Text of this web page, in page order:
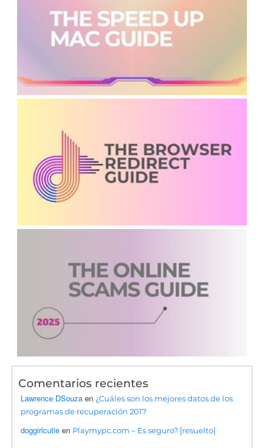
Comentarios recientes
Lawrence DSouza en ¿Cuáles son los mejores datos de los
programas de recuperación 2017
doggirlcutie en Playmypc.com – Es seguro? [resuelto]